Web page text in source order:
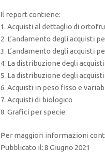
Il report contiene:
1. Acquisti al dettaglio di
2. L’andamento degli acquisti
3. L’andamento degli acquisti
4. La distribuzione degli
5. La distribuzione degli
6. Acquisti in peso fisso e
7. Acquisti di biologico
8. Grafici per specie
Per maggiori informazioni
Pubblicato il: 8 Giugno 2021